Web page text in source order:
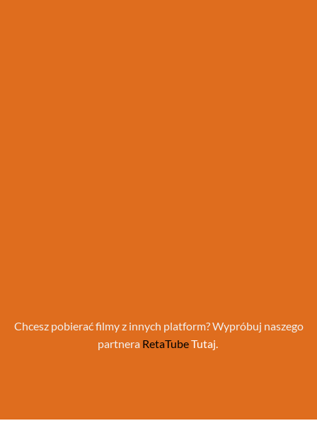
Chcesz pobierać filmy z innych platform? Wypróbuj naszego
partnera RetaTubeTutaj.